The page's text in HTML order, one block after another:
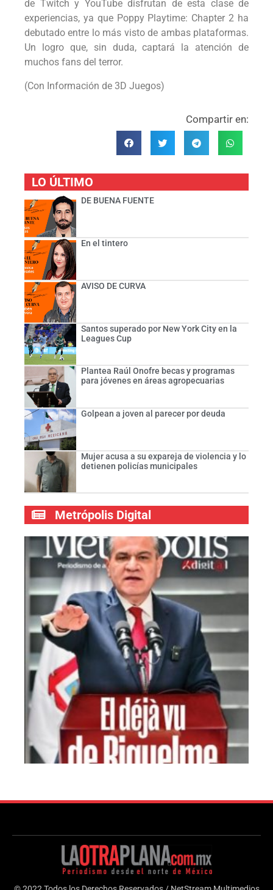
de Twitch y YouTube disfrutan de esta clase de
experiencias, ya que Poppy Playtime: Chapter 2 ha
debutado entre lo más visto de ambas plataformas.
Un logro que, sin duda, captará la atención de
muchos fans del terror.
(Con Información de 3D Juegos)
Compartir en:
LO ÚLTIMO
DE BUENA FUENTE
En el tintero
AVISO DE CURVA
Santos superado por New York City en la
Leagues Cup
Plantea Raúl Onofre becas y programas
para jóvenes en áreas agropecuarias
Golpean a joven al parecer por deuda
Mujer acusa a su expareja de violencia y lo
detienen policías municipales
Metrópolis Digital